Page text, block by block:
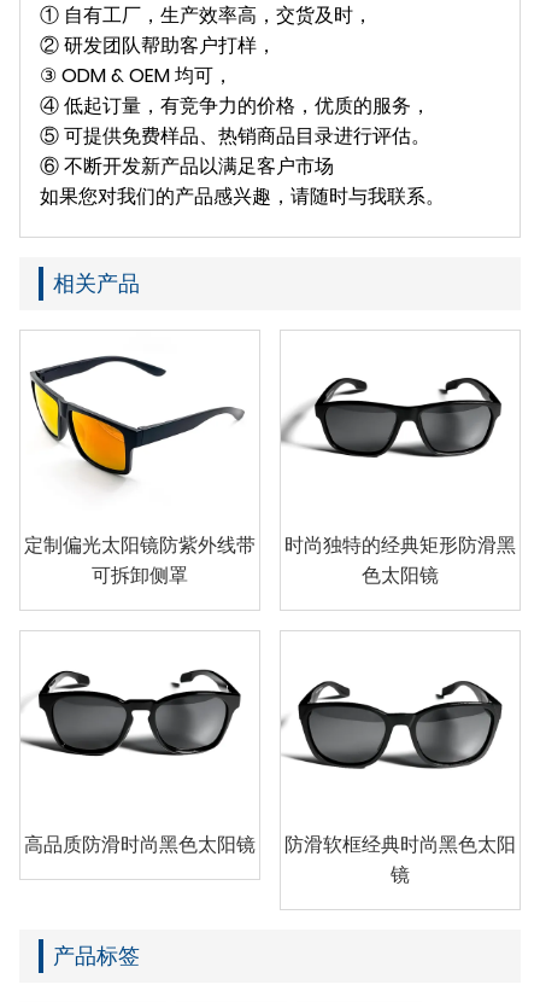
① 自有工厂，生产效率高，交货及时，
② 研发团队帮助客户打样，
③ ODM & OEM 均可，
④ 低起订量，有竞争力的价格，优质的服务，
⑤ 可提供免费样品、热销商品目录进行评估。
⑥ 不断开发新产品以满足客户市场
如果您对我们的产品感兴趣，请随时与我联系。
相关产品
定制偏光太阳镜防紫外线带
可拆卸侧罩
时尚独特的经典矩形防滑黑
色太阳镜
高品质防滑时尚黑色太阳镜
防滑软框经典时尚黑色太阳
镜
产品标签